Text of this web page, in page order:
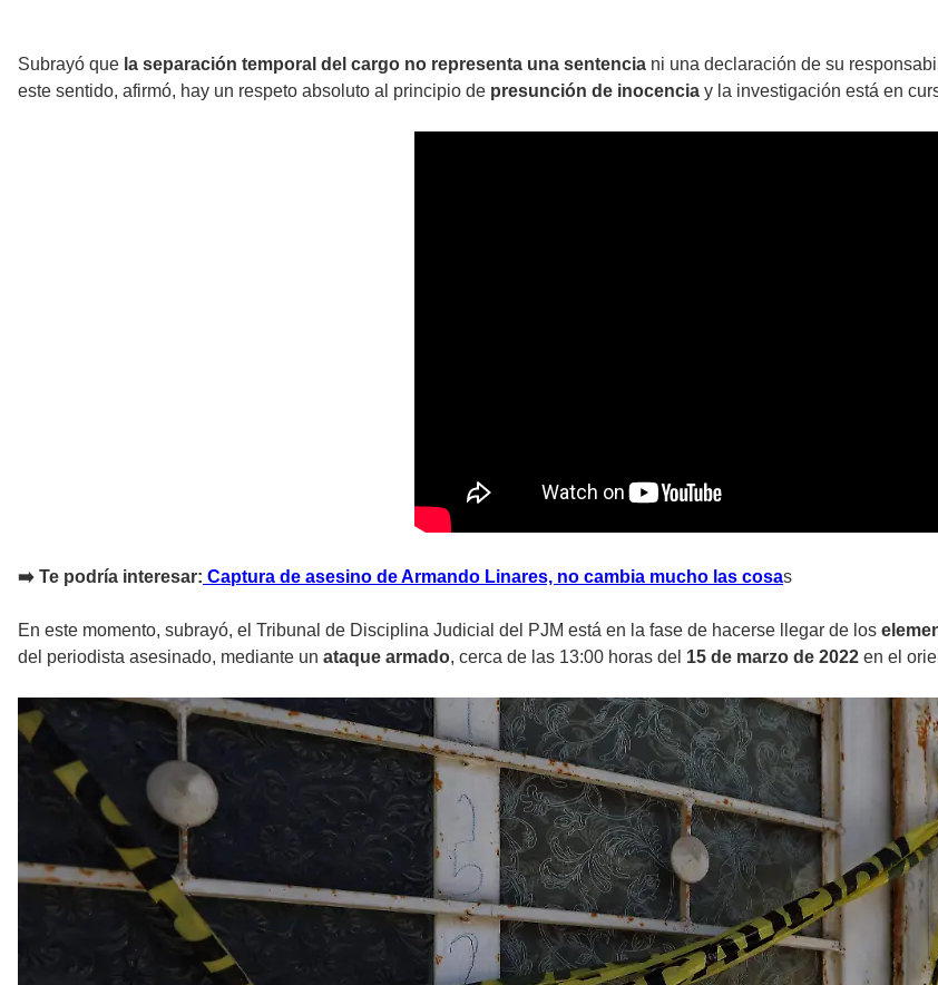
Subrayó que la separación temporal del cargo no representa una sentencia ni una declaración de su
este sentido, afirmó, hay un respeto absoluto al principio de presunción de inocencia y la investigación está en
➡️ Te podría interesar: Captura de asesino de Armando Linares, no cambia mucho las cosas
En este momento, subrayó, el Tribunal de Disciplina Judicial del PJM está en la fase de hacerse llegar de los
del periodista asesinado, mediante un ataque armado, cerca de las 13:00 horas del 15 de marzo de 2022 en el